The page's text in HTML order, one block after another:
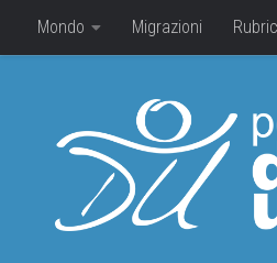
Mondo Migrazioni